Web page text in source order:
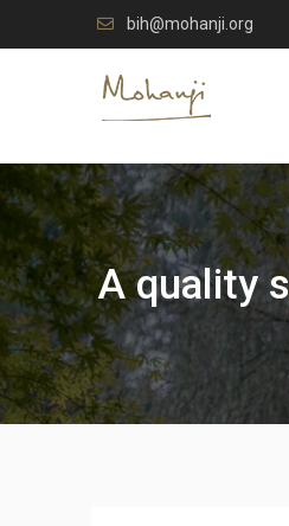
to
bih@mohanji.org
A quality